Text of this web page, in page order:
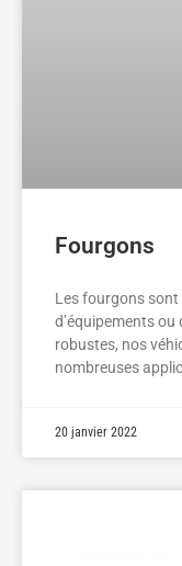
Fourgons
Les fourgons
d’équipements
robustes, nos
nombreuses
20 janvier 2022